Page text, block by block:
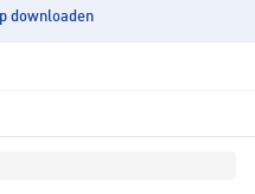
downloaden